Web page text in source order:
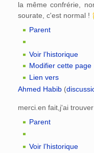
la même confrérie,
sourate, c'est normal !
Parent
Voir l’historique
Modifier cette page
Lien vers
Ahmed Habib (
merci.en fait,j'ai
Parent
Voir l’historique